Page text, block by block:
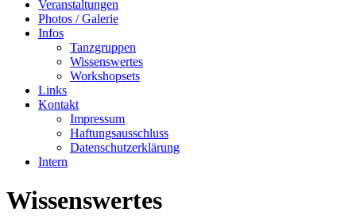
Veranstaltungen
Photos / Galerie
Infos
Tanzgruppen
Wissenswertes
Workshopsets
Links
Kontakt
Impressum
Haftungsausschluss
Datenschutzerklärung
Intern
Wissenswertes